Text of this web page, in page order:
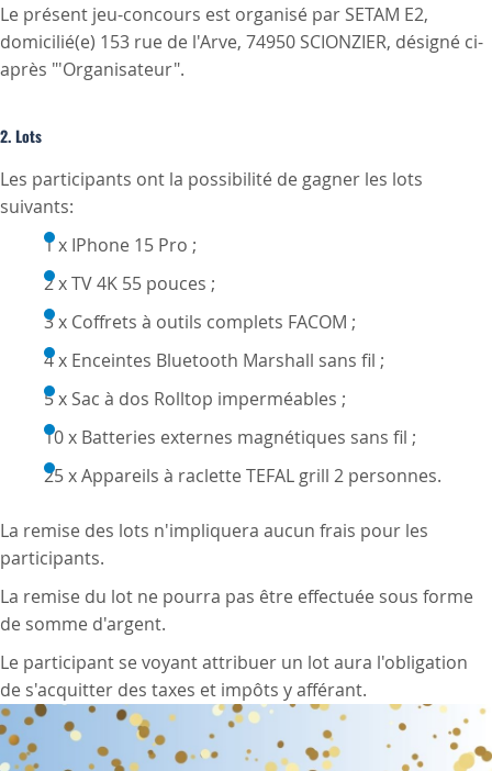
Le présent jeu-concours est organisé par SETAM E2,
domicilié(e) 153 rue de l'Arve, 74950 SCIONZIER, désigné ci-
après "'Organisateur".
2. Lots
Les participants ont la possibilité de gagner les lots
suivants:
1 x IPhone 15 Pro ;
2 x TV 4K 55 pouces ;
3 x Coffrets à outils complets FACOM ;
4 x Enceintes Bluetooth Marshall sans fil ;
5 x Sac à dos Rolltop imperméables ;
10 x Batteries externes magnétiques sans fil ;
25 x Appareils à raclette TEFAL grill 2 personnes.
La remise des lots n'impliquera aucun frais pour les
participants.
La remise du lot ne pourra pas être effectuée sous forme
de somme d'argent.
Le participant se voyant attribuer un lot aura l'obligation
de s'acquitter des taxes et impôts y afférant.